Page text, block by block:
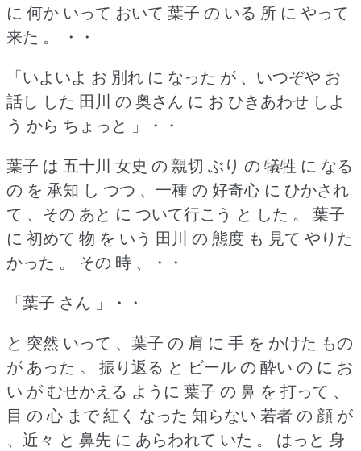
に 何か いって おいて 葉子 の いる 所 に やって
来た 。
・・
「いよいよ お 別れ に なった が 、いつぞや お
話し した 田川 の 奥さん に お ひきあわせ しよ
う から ちょっと 」・・
葉子 は 五十川 女史 の 親切 ぶり の 犠牲 に なる
の を 承知 し つつ 、一種 の 好奇心 に ひかされ
て 、その あと に ついて行こう と した 。
葉子
に 初めて 物 を いう 田川 の 態度 も 見て やりた
かった 。
その 時 、・・
「葉子 さん 」・・
と 突然 いって 、葉子 の 肩 に 手 を かけた もの
が あった 。
振り返る と ビール の 酔い の に お
い が むせかえる ように 葉子 の 鼻 を 打って 、
目 の 心 まで 紅く なった 知らない 若者 の 顔 が
、近々 と 鼻先 に あらわれて いた 。
はっと 身